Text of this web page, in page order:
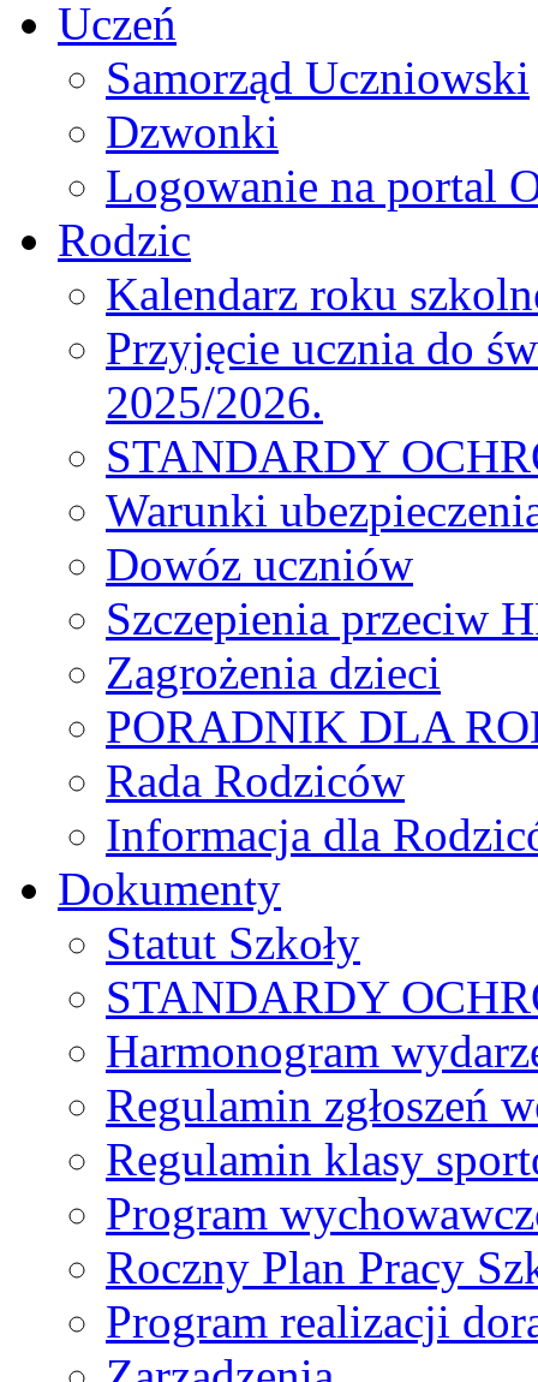
Uczeń
Samorząd Uczniowski
Dzwonki
Logowanie na portal
Rodzic
Kalendarz roku
Przyjęcie ucznia do
2025/2026.
STANDARDY
Warunki
Dowóz uczniów
Szczepienia przeciw
Zagrożenia dzieci
PORADNIK DLA
Rada Rodziców
Іnformacja dla
Dokumenty
Statut Szkoły
STANDARDY
Harmonogram
Regulamin zgłoszeń
Regulamin klasy
Program
Roczny Plan Pracy
Program realizacji